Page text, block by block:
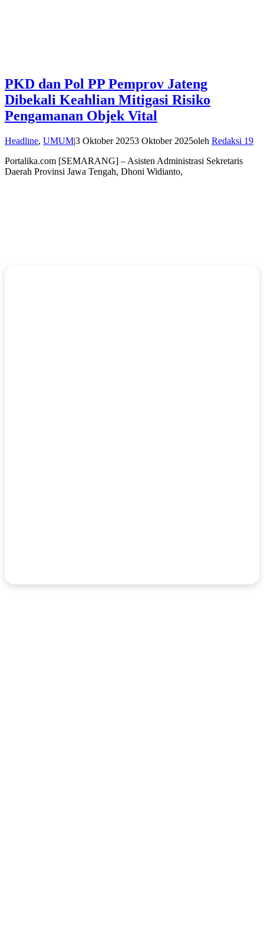
PKD dan Pol PP Pemprov Jateng
Dibekali Keahlian Mitigasi Risiko
Pengamanan Objek Vital
Headline, UMUM|3 Oktober 20253 Oktober 2025oleh Redaksi 19
Portalika.com [SEMARANG] – Asisten Administrasi Sekretaris
Daerah Provinsi Jawa Tengah, Dhoni Widianto,